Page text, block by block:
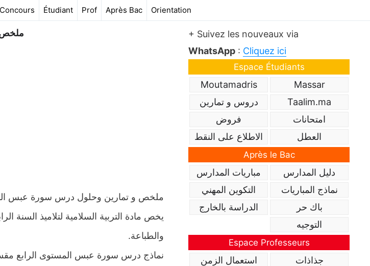
Concours Étudiant Prof Après Bac Orientation
ملخص
يخص مادة التربية السلامية لتلاميذ السنة
والطباعة.
نماذج درس سورة عبس المستوى الرابع
+ Suivez les nouveaux via
WhatsApp : Cliquez ici
Espace Étudiants
Massar
Moutamadris
Taalim.ma
دروس و تمارين
امتحانات
فروض
العطل
الاطلاع على النقط
Après le Bac
دليل المدارس
مباريات المدارس
نماذج المباريات
التكوين المهني
باك حر
الدراسة بالخارج
التوجيه
Espace Professeurs
جذاذات
استعمال الزمن